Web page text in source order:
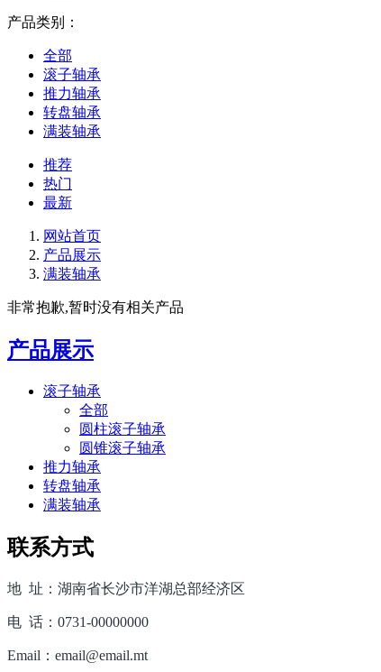
产品类别：
全部
滚子轴承
推力轴承
转盘轴承
满装轴承
推荐
热门
最新
网站首页
产品展示
满装轴承
非常抱歉,暂时没有相关产品
产品展示
滚子轴承
全部
圆柱滚子轴承
圆锥滚子轴承
推力轴承
转盘轴承
满装轴承
联系方式
地 址：湖南省长沙市洋湖总部经济区
电 话：0731-00000000
Email：email@email.mt